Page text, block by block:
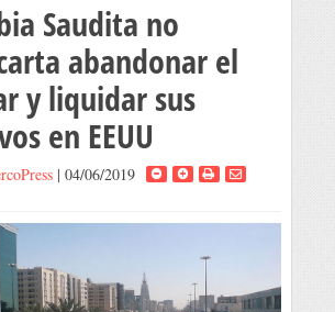
Saudita no
abandonar el
y liquidar sus
en EEUU
| 04/06/2019